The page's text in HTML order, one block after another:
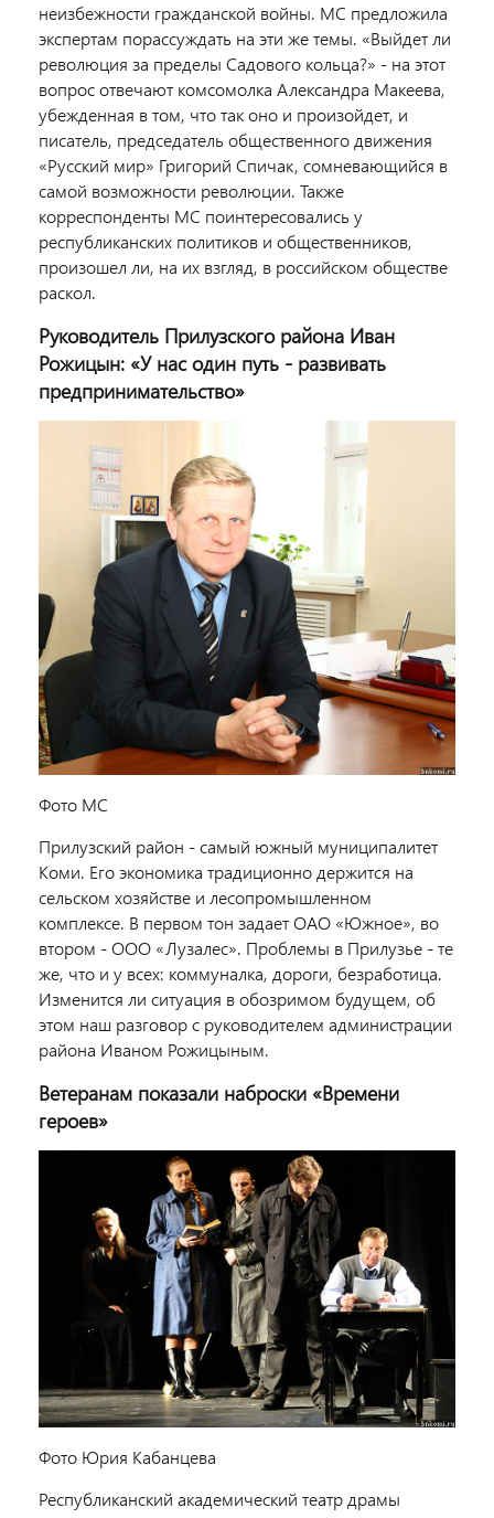
неизбежности гражданской войны. МС предложила
экспертам порассуждать на эти же темы. «Выйдет ли
революция за пределы Садового кольца?» - на этот
вопрос отвечают комсомолка Александра Макеева,
убежденная в том, что так оно и произойдет, и
писатель, председатель общественного движения
«Русский мир» Григорий Спичак, сомневающийся в
самой возможности революции. Также
корреспонденты МС поинтересовались у
республиканских политиков и общественников,
произошел ли, на их взгляд, в российском обществе
раскол.
Руководитель Прилузского района Иван
Рожицын: «У нас один путь - развивать
предпринимательство»
Фото МС
Прилузский район - самый южный муниципалитет
Коми. Его экономика традиционно держится на
сельском хозяйстве и лесопромышленном
комплексе. В первом тон задает ОАО «Южное», во
втором - ООО «Лузалес». Проблемы в Прилузье - те
же, что и у всех: коммуналка, дороги, безработица.
Изменится ли ситуация в обозримом будущем, об
этом наш разговор с руководителем администрации
района Иваном Рожицыным.
Ветеранам показали наброски «Времени
героев»
Фото Юрия Кабанцева
Республиканский академический театр драмы